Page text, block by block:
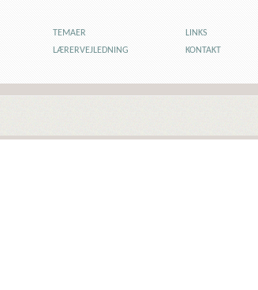
TEMAER LINKS
LÆRERVEJLEDNING KONTAKT